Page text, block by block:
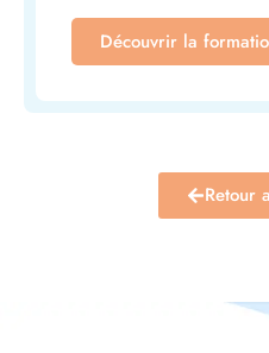
Découvrir la
Retour